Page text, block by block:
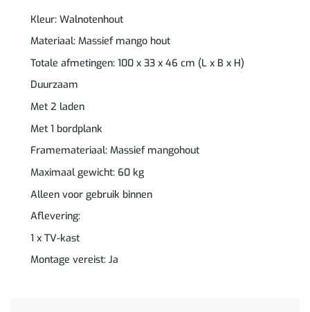
Kleur: Walnotenhout
Materiaal: Massief mango hout
Totale afmetingen: 100 x 33 x 46 cm (L x B x H)
Duurzaam
Met 2 laden
Met 1 bordplank
Framemateriaal: Massief mangohout
Maximaal gewicht: 60 kg
Alleen voor gebruik binnen
Aflevering:
1 x TV-kast
Montage vereist: Ja